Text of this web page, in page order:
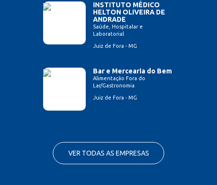
INSTITUTO MÉDICO
HELTON OLIVEIRA DE
ANDRADE
Saúde, Hospitalar e
Laboratorial
Juiz de Fora - MG
Bar e Mercearia do Bem
Alimentação Fora do
Lar/Gastronomia
Juiz de Fora - MG
VER TODAS AS EMPRESAS